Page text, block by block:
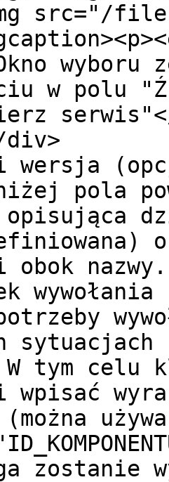
src="/files/
wyboru
w polu
pola
opisująca
obok nazwy.
sytuacjach
W tym
wpisać
zostanie